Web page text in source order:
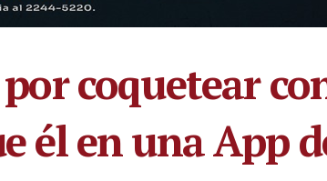
coquetear
él en una App